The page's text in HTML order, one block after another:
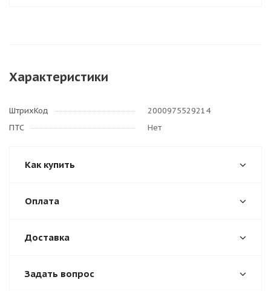
Характеристики
ШтрихКод
2000975529214
ПТС
Нет
Как купить
Оплата
Доставка
Задать вопрос